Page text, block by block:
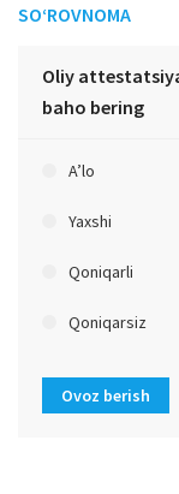
SO‘ROVNOMA
Oliy
baho bering
A’lo
Yaxshi
Qoniqarli
Qoniqarsiz
Ovoz berish